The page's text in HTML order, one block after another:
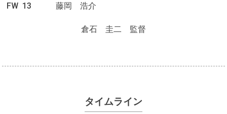
FW 13 藤岡 浩介
倉石 圭二 監督
タイムライン